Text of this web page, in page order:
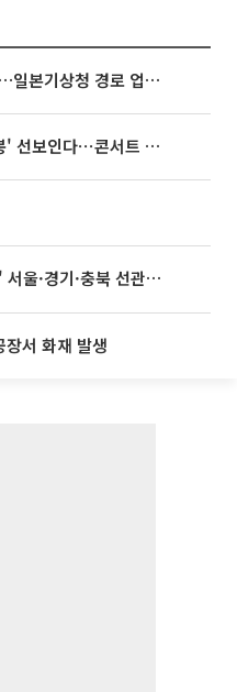
태풍 '돌핀' 오키나와 접근…일본기상청 경로 업데이트
빅뱅, 20주년 기념 '새 뱅봉' 선보인다⋯콘서트 앞두고 팝업 개최
충북 선관위 등 추가 압수수색
서 화재 발생